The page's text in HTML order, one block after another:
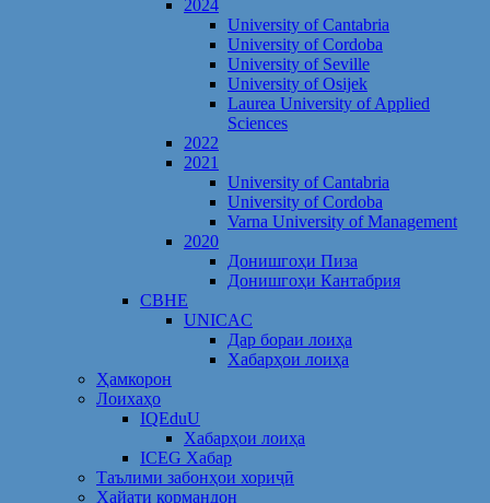
2024
University of Cantabria
University of Cordoba
University of Seville
University of Osijek
Laurea University of Applied
Sciences
2022
2021
University of Cantabria
University of Cordoba
Varna University of Management
2020
Донишгоҳи Пиза
Донишгоҳи Кантабрия
CBHE
UNICAC
Дар бораи лоиҳа
Хабарҳои лоиҳа
Ҳамкорон
Лоихаҳо
IQEduU
Хабарҳои лоиҳа
ICEG Хабар
Таълими забонҳои хориҷӣ
Ҳайати кормандон